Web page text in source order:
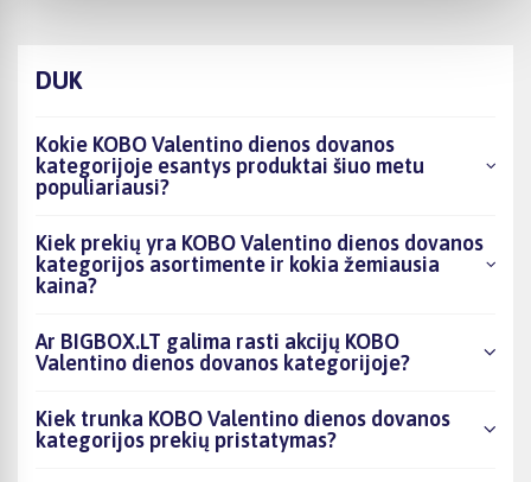
DUK
Kokie KOBO Valentino dienos dovanos
kategorijoje esantys produktai šiuo metu
populiariausi?
Kiek prekių yra KOBO Valentino dienos dovanos
kategorijos asortimente ir kokia žemiausia
kaina?
Ar BIGBOX.LT galima rasti akcijų KOBO
Valentino dienos dovanos kategorijoje?
Kiek trunka KOBO Valentino dienos dovanos
kategorijos prekių pristatymas?